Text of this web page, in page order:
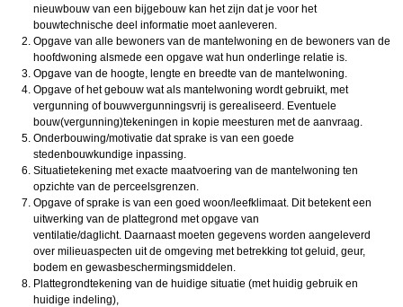
nieuwbouw van een bijgebouw kan het zijn dat je voor het
bouwtechnische deel informatie moet aanleveren.
Opgave van alle bewoners van de mantelwoning en de bewoners van de
hoofdwoning alsmede een opgave wat hun onderlinge relatie is.
Opgave van de hoogte, lengte en breedte van de mantelwoning.
Opgave of het gebouw wat als mantelwoning wordt gebruikt, met
vergunning of bouwvergunningsvrij is gerealiseerd. Eventuele
bouw(vergunning)tekeningen in kopie meesturen met de aanvraag.
Onderbouwing/motivatie dat sprake is van een goede
stedenbouwkundige inpassing.
Situatietekening met exacte maatvoering van de mantelwoning ten
opzichte van de perceelsgrenzen.
Opgave of sprake is van een goed woon/leefklimaat. Dit betekent een
uitwerking van de plattegrond met opgave van
ventilatie/daglicht. Daarnaast moeten gegevens worden aangeleverd
over milieuaspecten uit de omgeving met betrekking tot geluid, geur,
bodem en gewasbeschermingsmiddelen.
Plattegrondtekening van de huidige situatie (met huidig gebruik en
huidige indeling),